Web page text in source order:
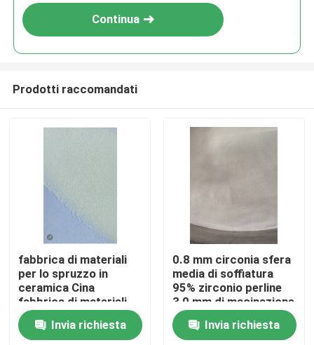
Casa
Prodotti
Chi siamo
Continua
Prodotti raccomandati
fabbrica di materiali
per lo spruzzo in
ceramica Cina
fabbrica di materiali
per lo spruzzo in
ceramicaInvia richiesta
0.8 mm circonia sfera
media di soffiatura
95% zirconio perline
3,0 mm di macinazione
Invia richiesta